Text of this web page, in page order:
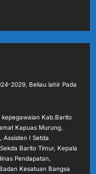
2029, Beliau lahir Pada
kepegawaian Kab.Barito
Kapuas Murung,
Assisten I Setda
Barito Timur, Kepala
Pendapatan,
Kesatuan Bangsa